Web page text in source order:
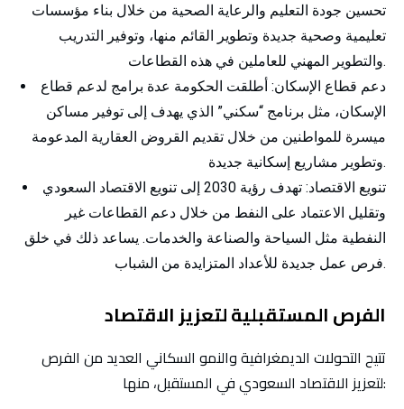
تحسين جودة التعليم والرعاية الصحية من خلال بناء مؤسسات
تعليمية وصحية جديدة وتطوير القائم منها، وتوفير التدريب
والتطوير المهني للعاملين في هذه القطاعات.
دعم قطاع الإسكان: أطلقت الحكومة عدة برامج لدعم قطاع
الإسكان، مثل برنامج “سكني” الذي يهدف إلى توفير مساكن
ميسرة للمواطنين من خلال تقديم القروض العقارية المدعومة
وتطوير مشاريع إسكانية جديدة.
تنويع الاقتصاد:
تهدف رؤية 2030 إلى تنويع الاقتصاد السعودي
وتقليل الاعتماد على النفط من خلال دعم القطاعات غير
النفطية مثل السياحة والصناعة والخدمات. يساعد ذلك في خلق
فرص عمل جديدة للأعداد المتزايدة من الشباب.
الفرص المستقبلية لتعزيز الاقتصاد
تتيح التحولات الديمغرافية والنمو السكاني العديد من الفرص
لتعزيز الاقتصاد السعودي في المستقبل، منها: